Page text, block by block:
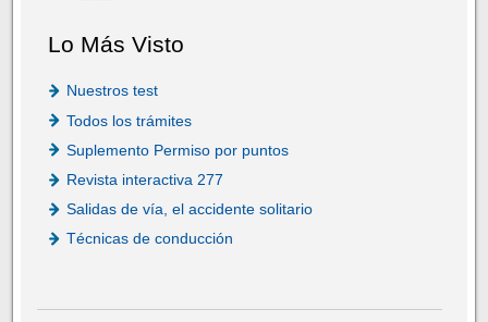
Lo Más Visto
Nuestros test
Todos los trámites
Suplemento Permiso por puntos
Revista interactiva 277
Salidas de vía, el accidente solitario
Técnicas de conducción